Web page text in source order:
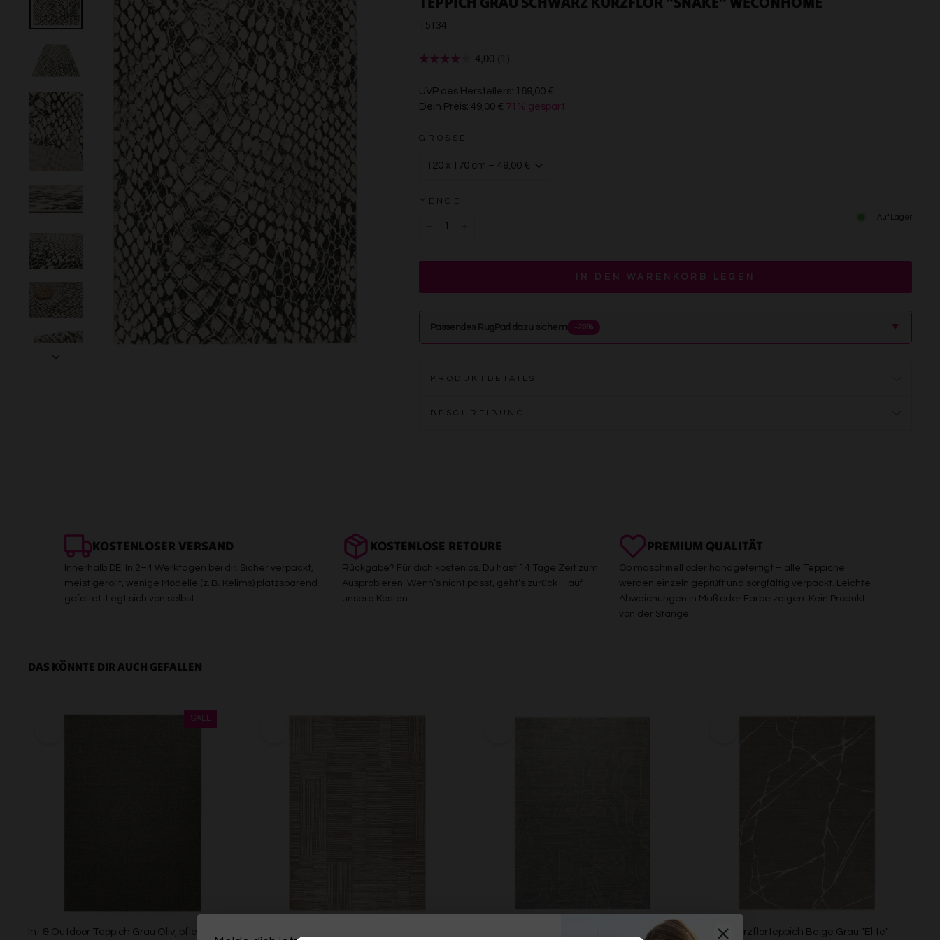
15134
UVP des Herstellers: 169,00 €€169,00
Dein Preis: 49,00 € 71% gespart
GRÖSSE
MENGE
Auf Lager
IN DEN WARENKORB LEGEN
Passendes RugPad dazu sichern −20% ▲
PRODUKTDETAILS
BESCHREIBUNG
KOSTENLOSER VERSAND
Innerhalb DE: In 2–4 Werktagen bei dir. Sicher verpackt,
meist gerollt, wenige Modelle (z. B. Kelims) platzsparend
gefaltet. Legt sich von selbst
KOSTENLOSE RETOURE
Rückgabe? Für dich kostenlos. Du hast 14 Tage Zeit zum
Ausprobieren. Wenn’s nicht passt, geht’s zurück – auf
unsere Kosten.
PREMIUM QUALITÄT
Ob maschinell oder handgefertigt – alle Teppiche
werden einzeln geprüft und sorgfältig verpackt. Leichte
Abweichungen in Maß oder Farbe zeigen: Kein Produkt
von der Stange.
DAS KÖNNTE DIR AUCH GEFALLEN
In- & Outdoor Teppich Grau Oliv, pflegeleicht
Esprit Kurzflorteppich Türkis Grau "Beatle-B" Esprit Kurzflorteppich Beige Grau "Elite"